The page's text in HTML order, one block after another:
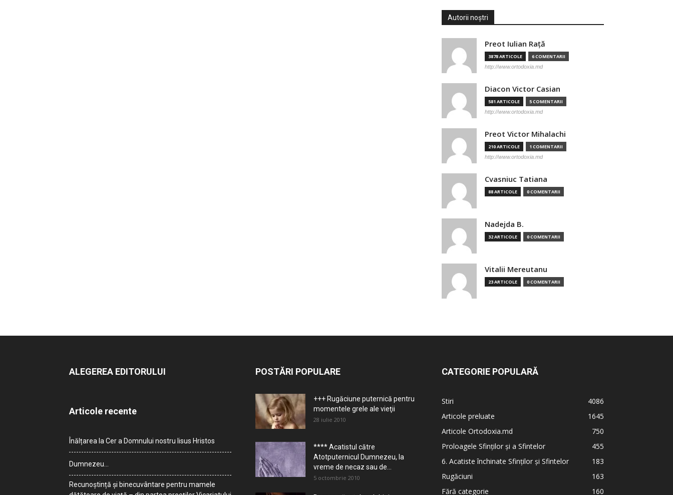
Autorii noștri
Preot Iulian Raţă
3878 ARTICOLE 6 COMENTARII
http://www.ortodoxia.md
Diacon Victor Casian
581 ARTICOLE 5 COMENTARII
http://www.ortodoxia.md
Preot Victor Mihalachi
210 ARTICOLE 1 COMENTARII
http://www.ortodoxia.md
Cvasniuc Tatiana
88 ARTICOLE 0 COMENTARII
Nadejda B.
32 ARTICOLE 0 COMENTARII
Vitalii Mereutanu
23 ARTICOLE 0 COMENTARII
ALEGEREA EDITORULUI
Articole recente
Înălțarea la Cer a Domnului nostru Iisus Hristos
Dumnezeu…
Recunoștință și binecuvântare pentru mamele
POSTĂRI POPULARE
+++ Rugăciune puternică pentru
momentele grele ale vieţii
28 iulie 2010
**** Acatistul către
Atotputernicul Dumnezeu, la
vreme de necaz sau de...
5 octombrie 2010
CATEGORIE POPULARĂ
Stiri
4086
Articole preluate
1645
Articole Ortodoxia.md
750
Proloagele Sfinților și a Sfintelor
455
6. Acatiste închinate Sfinților și Sfintelor
183
Rugăciuni
163
Fără categorie
160